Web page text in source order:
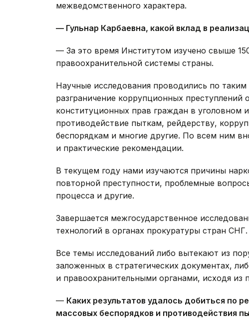
межведомственного характера.
— Гульнар Карбаевна, какой вклад в
— За это время Институтом изучено свыше
правоохранительной системы страны.
Научные исследования проводились по
разграничение коррупционных
конституционных прав граждан в уголовном
противодействие пыткам, рейдерству,
беспорядкам и многие другие. По всем ним
и практические рекомендации.
В текущем году нами изучаются причины
повторной преступности, проблемные
процесса и другие.
Завершается межгосударственное
технологий в органах прокуратуры стран СНГ.
Все темы исследований либо вытекают из
заложенных в стратегических документах,
и правоохранительными органами, исходя из
— Каких результатов удалось добиться по
массовых беспорядков и противодействия